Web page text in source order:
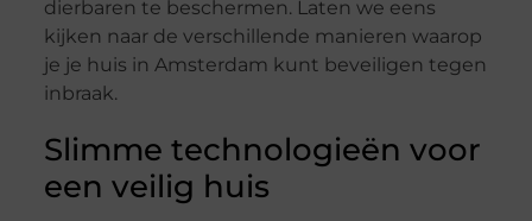
dierbaren te beschermen. Laten we eens
kijken naar de verschillende manieren waarop
je je huis in Amsterdam kunt beveiligen tegen
inbraak.
Slimme technologieën voor
een veilig huis